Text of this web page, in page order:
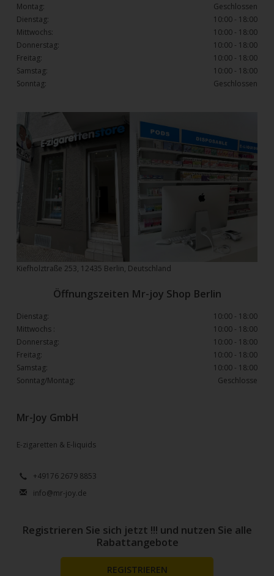
Mr-Joy GmbH
E-zigaretten & E-liquids
+49176 2679 8853
info@mr-joy.de
Kiefholztraße 253, 12435 Berlin, Deutschland
Montag:
Geschlossen
Dienstag:
10:00 - 18:00
Mittwochs:
10:00 - 18:00
Donnerstag:
10:00 - 18:00
Freitag:
10:00 - 18:00
Samstag:
10:00 - 18:00
Sonntag:
Geschlossen
Öffnungszeiten Mr-joy Shop Berlin
Dienstag:
10:00 - 18:00
Mittwochs :
10:00 - 18:00
Donnerstag:
10:00 - 18:00
Freitag:
10:00 - 18:00
Samstag:
10:00 - 18:00
Sonntag/Montag:
Geschlosse
Registrieren Sie sich jetzt !!! und nutzen Sie alle
Rabattangebote
REGISTRIEREN